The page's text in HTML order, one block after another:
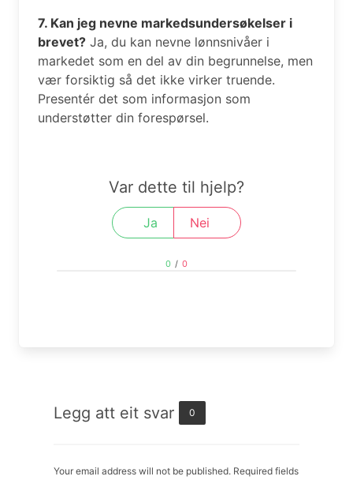
7. Kan jeg nevne markedsundersøkelser i
brevet? Ja, du kan nevne lønnsnivåer i
markedet som en del av din begrunnelse, men
vær forsiktig så det ikke virker truende.
Presentér det som informasjon som
understøtter din forespørsel.
Var dette til hjelp?
Ja Nei
0 / 0
Legg att eit svar 0
Your email address will not be published. Required fields